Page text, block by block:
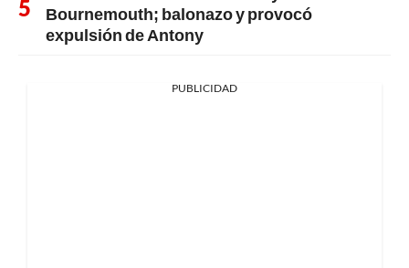
Bournemouth; balonazo y provocó
expulsión de Antony
PUBLICIDAD